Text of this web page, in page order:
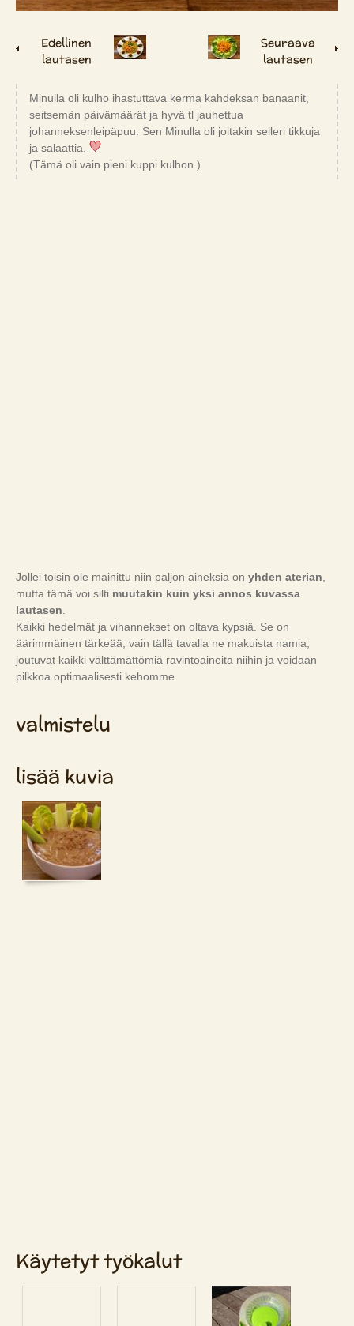
Edellinen
lautasen
Seuraava
lautasen
Minulla oli kulho ihastuttava kerma kahdeksan banaanit,
seitsemän päivämäärät ja hyvä tl jauhettua
johanneksenleipäpuu. Sen Minulla oli joitakin selleri tikkuja
ja salaattia.
(Tämä oli vain pieni kuppi kulhon.)
Jollei toisin ole mainittu niin paljon aineksia on yhden aterian
mutta tämä voi silti muutakin kuin yksi annos kuvassa
lautasen
Kaikki hedelmät ja vihannekset on oltava kypsiä. Se on
äärimmäinen tärkeää, vain tällä tavalla ne makuista namia,
joutuvat kaikki välttämättömiä ravintoaineita niihin ja voidaan
pilkkoa optimaalisesti kehomme.
valmistelu
lisää kuvia
Käytetyt työkalut